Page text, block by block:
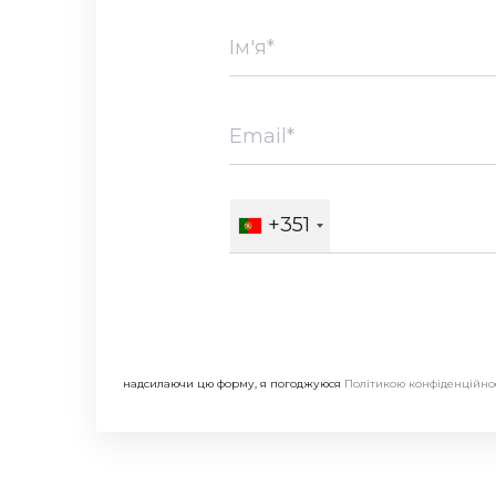
+351
надсилаючи цю форму, я погоджуюся Політикою